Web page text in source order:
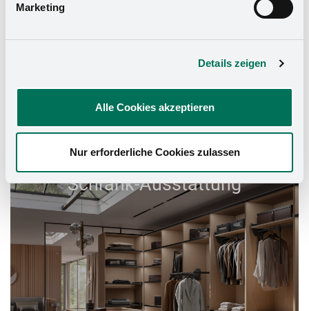
Marketing
Details zeigen
Alle Cookies akzeptieren
Nur erforderliche Cookies zulassen
Schrank-Ausstattung